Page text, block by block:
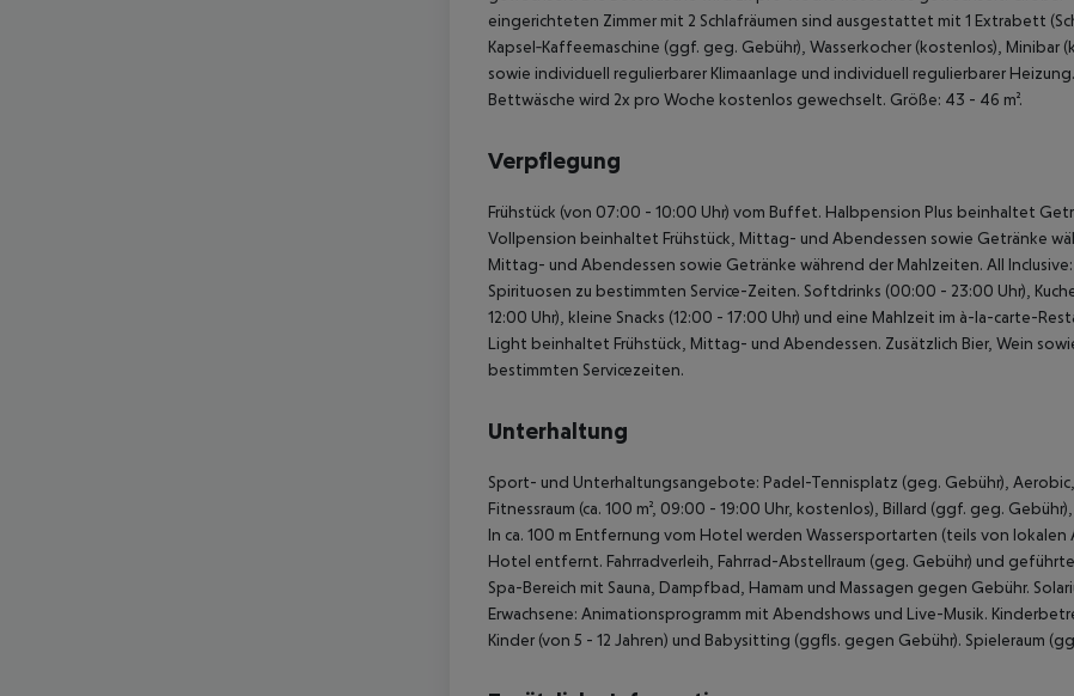
Verpflegung
Frühstück (von 07:00 - 10:00 Uhr) vom Buffet. Halbpension Plus beinhaltet
Vollpension beinhaltet Frühstück, Mittag- und Abendessen sowie Getränke
Mittag- und Abendessen sowie Getränke während der Mahlzeiten. All
Spirituosen zu bestimmten Service-Zeiten. Softdrinks (00:00 - 23:00 Uhr),
12:00 Uhr), kleine Snacks (12:00 - 17:00 Uhr) und eine Mahlzeit im à-la-carte-
Light beinhaltet Frühstück, Mittag- und Abendessen. Zusätzlich Bier, Wein
bestimmten Servicezeiten.
Unterhaltung
Sport- und Unterhaltungsangebote: Padel-Tennisplatz (geg. Gebühr),
Fitnessraum (ca. 100 m², 09:00 - 19:00 Uhr, kostenlos), Billard (ggf. geg.
In ca. 100 m Entfernung vom Hotel werden Wassersportarten (teils von
Hotel entfernt. Fahrradverleih, Fahrrad-Abstellraum (geg. Gebühr) und
Spa-Bereich mit Sauna, Dampfbad, Hamam und Massagen gegen Gebühr.
Erwachsene: Animationsprogramm mit Abendshows und Live-Musik.
Kinder (von 5 - 12 Jahren) und Babysitting (ggfls. gegen Gebühr). Spieleraum